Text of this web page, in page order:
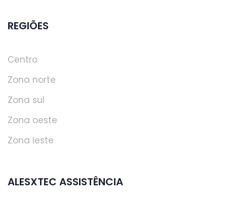
REGIÕES
Centro
Zona norte
Zona sul
Zona oeste
Zona leste
ALESXTEC ASSISTÊNCIA